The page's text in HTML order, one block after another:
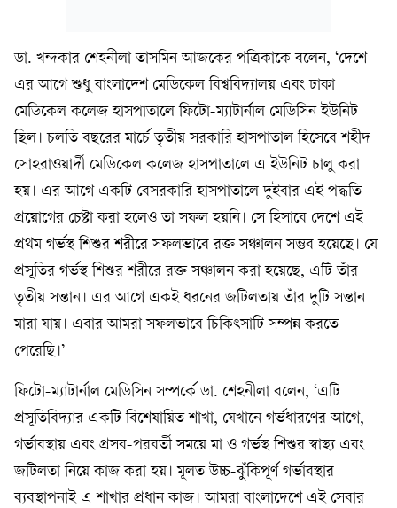
ডা. খন্দকার শেহনীলা তাসমিন আজকের পত্রিকাকে বলেন, ‘দেশে
এর আগে শুধু বাংলাদেশ মেডিকেল বিশ্ববিদ্যালয় এবং ঢাকা
মেডিকেল কলেজ হাসপাতালে ফিটো-ম্যাটার্নাল মেডিসিন ইউনিট
ছিল। চলতি বছরের মার্চে তৃতীয় সরকারি হাসপাতাল হিসেবে শহীদ
সোহরাওয়ার্দী মেডিকেল কলেজ হাসপাতালে এ ইউনিট চালু করা
হয়। এর আগে একটি বেসরকারি হাসপাতালে দুইবার এই পদ্ধতি
প্রয়োগের চেষ্টা করা হলেও তা সফল হয়নি। সে হিসাবে দেশে এই
প্রথম গর্ভস্থ শিশুর শরীরে সফলভাবে রক্ত সঞ্চালন সম্ভব হয়েছে। যে
প্রসূতির গর্ভস্থ শিশুর শরীরে রক্ত সঞ্চালন করা হয়েছে, এটি তাঁর
তৃতীয় সন্তান। এর আগে একই ধরনের জটিলতায় তাঁর দুটি সন্তান
মারা যায়। এবার আমরা সফলভাবে চিকিৎসাটি সম্পন্ন করতে
পেরেছি।’
ফিটো-ম্যাটার্নাল মেডিসিন সম্পর্কে ডা. শেহনীলা বলেন, ‘এটি
প্রসূতিবিদ্যার একটি বিশেষায়িত শাখা, যেখানে গর্ভধারণের আগে,
গর্ভাবস্থায় এবং প্রসব-পরবর্তী সময়ে মা ও গর্ভস্থ শিশুর স্বাস্থ্য এবং
জটিলতা নিয়ে কাজ করা হয়। মূলত উচ্চ-ঝুঁকিপূর্ণ গর্ভাবস্থার
ব্যবস্থাপনাই এ শাখার প্রধান কাজ। আমরা বাংলাদেশে এই সেবার